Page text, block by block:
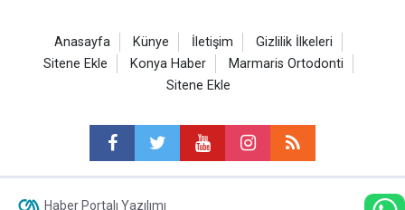
Anasayfa Künye İletişim
Gizlilik İlkeleri
Sitene Ekle
Konya Haber
Marmaris Ortodonti
Sitene Ekle
Haber Portalı Yazılımı